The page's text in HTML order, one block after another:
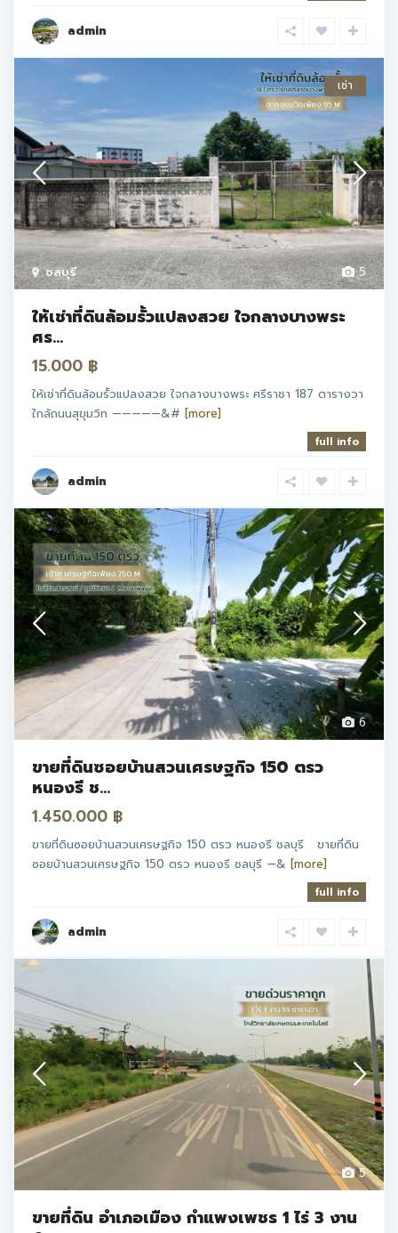
admin
5
ชลบุรี
เช่า
ให้เช่าที่ดินล้อมรั้วแปลงสวย ใจกลางบางพระ
ศร...
15.000 ฿
ให้เช่าที่ดินล้อมรั้วแปลงสวย ใจกลางบางพระ ศรีราชา 187 ตารางวา
ใกล้ถนนสุขุมวิท —————&# [more]
full info
admin
6
ขายที่ดินซอยบ้านสวนเศรษฐกิจ 150 ตรว
หนองรี ช...
1.450.000 ฿
ขายที่ดินซอยบ้านสวนเศรษฐกิจ 150 ตรว หนองรี ชลบุรี ขายที่ดิน
ซอยบ้านสวนเศรษฐกิจ 150 ตรว หนองรี ชลบุรี —& [more]
full info
admin
5
ขายที่ดิน อำเภอเมือง กำแพงเพชร 1 ไร่ 3 งาน